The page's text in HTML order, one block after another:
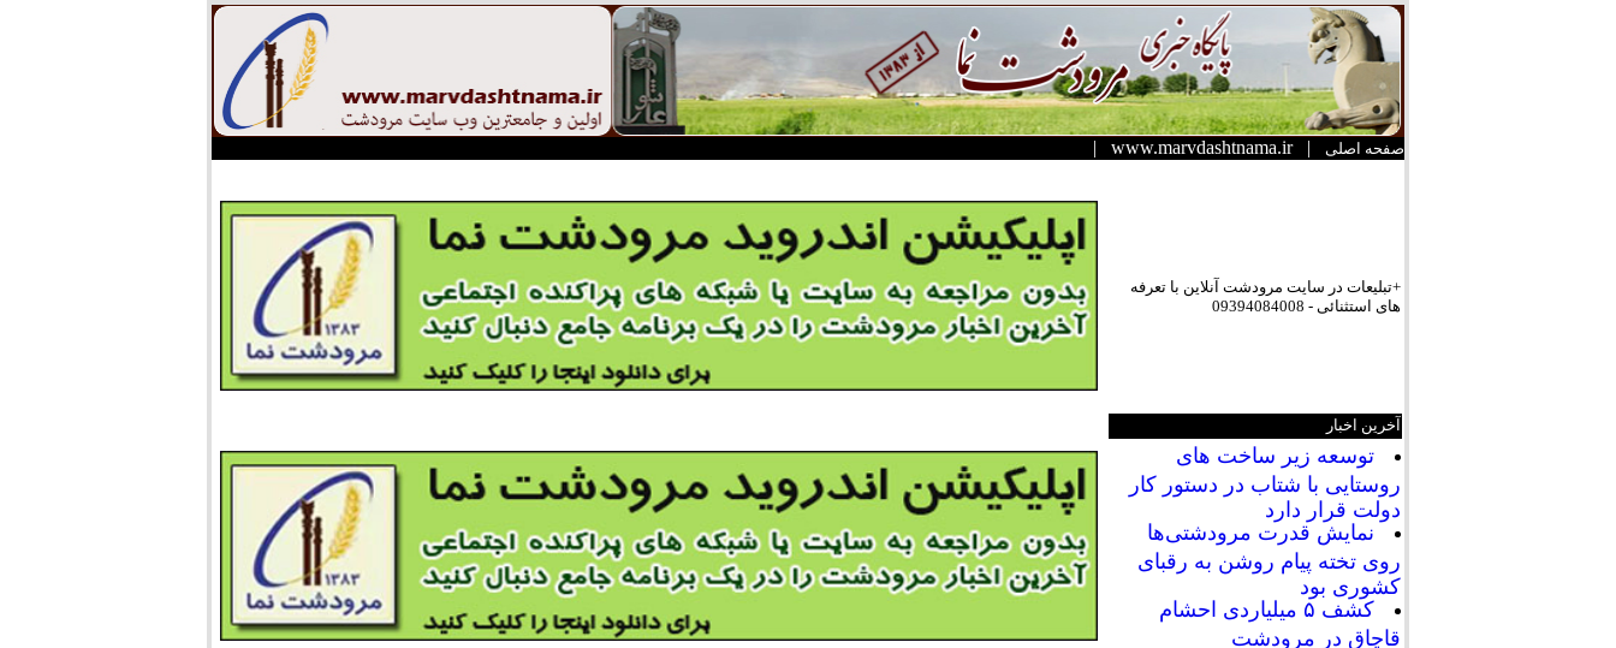
صفحه اصلی |
www.marvdashtnama.ir
|
+تبلیعات در سایت مرودشت آنلاین با تعرفه
های استثنائی - 09394084008
آخرین اخبار
توسعه زیر ساخت های
روستایی با شتاب در دستور کار
دولت قرار دارد
نمایش قدرت مرودشتی‌ها
روی تخته پیام روشن به رقبای
کشوری بود
کشف ۵ میلیاردی احشام
قاچاق در مرودشت